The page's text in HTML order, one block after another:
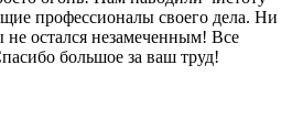
профессионалы своего дела. Ни
остался незамеченным! Все
большое за ваш труд!